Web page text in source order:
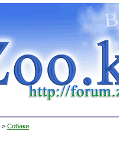
> Собаки